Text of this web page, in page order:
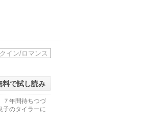
イン/ロマンス
料で試し読み
７年間待ちつづ
子のタイラーに